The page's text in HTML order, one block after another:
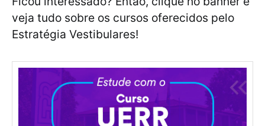
veja tudo sobre os cursos oferecidos pelo
Estratégia Vestibulares!